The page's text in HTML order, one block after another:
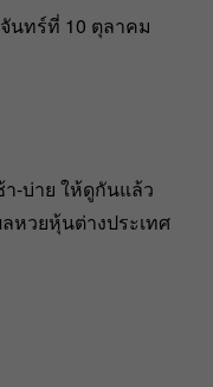
นทร์ที่ 10 ตุลาคม
-บ่าย ให้ดูกันแล้ว
หวยหุ้นต่างประเทศ